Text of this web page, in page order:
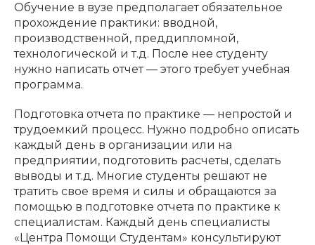
Обучение в вузе предполагает обязательное
прохождение практики: вводной,
производственной, преддипломной,
технологической и т.д. После нее студенту
нужно написать отчет — этого требует учебная
программа.
Подготовка отчета по практике — непростой и
трудоемкий процесс. Нужно подробно описать
каждый день в организации или на
предприятии, подготовить расчеты, сделать
выводы и т.д. Многие студенты решают не
тратить свое время и силы и обращаются за
помощью в подготовке отчета по практике к
специалистам. Каждый день специалисты
«Центра Помощи Студентам» консультируют